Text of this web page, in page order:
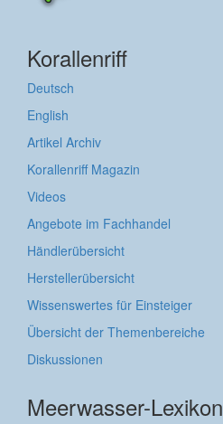
Korallenriff
Deutsch
English
Artikel Archiv
Korallenriff Magazin
Videos
Angebote im Fachhandel
Händlerübersicht
Herstellerübersicht
Wissenswertes für Einsteiger
Übersicht der Themenbereiche
Diskussionen
Meerwasser-Lexikon